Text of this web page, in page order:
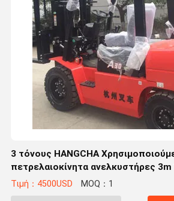
3 τόνους HANGCHA
πετρελαιοκίνητα ανελκυστήρες
ανύψωσης Δύναμη
Τιμή：4500USD MOQ：1